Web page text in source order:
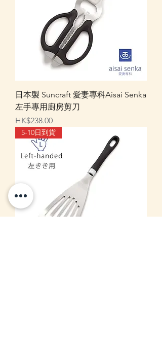
日本製 Suncraft 愛妻專科Aisai Senka
左手專用廚房剪刀
價格
HK$238.00
5-10日到貨